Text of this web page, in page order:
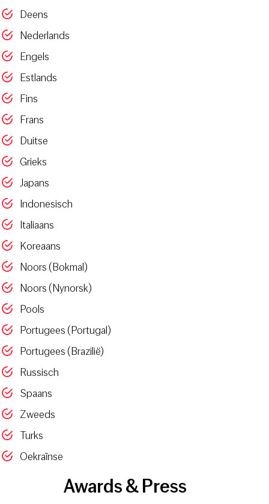
Deens
Nederlands
Engels
Estlands
Fins
Frans
Duitse
Grieks
Japans
Indonesisch
Italiaans
Koreaans
Noors (Bokmal)
Noors (Nynorsk)
Pools
Portugees (Portugal)
Portugees (Brazilië)
Russisch
Spaans
Zweeds
Turks
Oekraïnse
Awards & Press